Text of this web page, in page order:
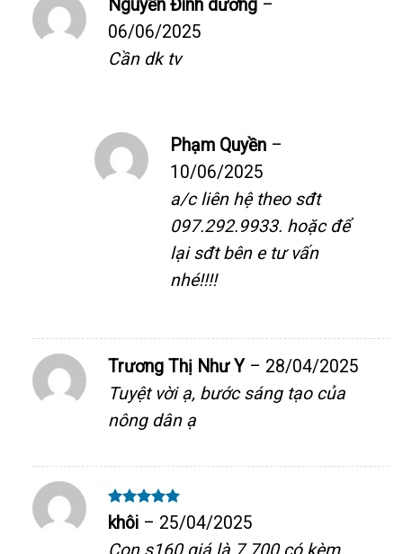
Nguyễn Đình dương –
06/06/2025
Cần dk tv
Phạm Quyền –
10/06/2025
a/c liên hệ theo sđt
097.292.9933. hoặc để
lại sđt bên e tư vấn
nhé!!!!
Trương Thị Như Y – 28/04/2025
Tuyệt vời ạ, bước sáng tạo của
nông dân ạ
Được xếp
hạng
5
sao
khôi – 25/04/2025
Con s160 giá là 7.700 có kèm